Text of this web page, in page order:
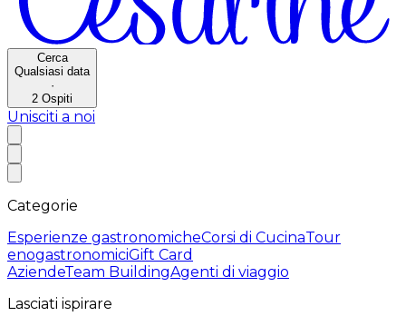
Cerca
Qualsiasi data
·
2 Ospiti
Unisciti a noi
Categorie
Esperienze gastronomicheCorsi di CucinaTour
enogastronomiciGift Card
AziendeTeam BuildingAgenti di viaggio
Lasciati ispirare